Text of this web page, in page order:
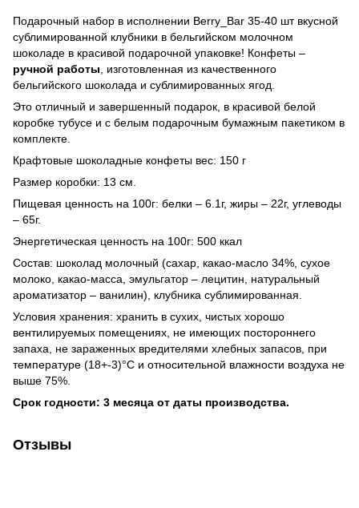
Подарочный набор в исполнении Berry_Bar 35-40 шт вкусной
сублимированной клубники в бельгийском молочном
шоколаде в красивой подарочной упаковке! Конфеты –
ручной работы , изготовленная из качественного
бельгийского шоколада и сублимированных ягод.
Это отличный и завершенный подарок, в красивой белой
коробке тубусе и с белым подарочным бумажным пакетиком в
комплекте.
Крафтовые шоколадные конфеты вес: 150 г
Размер коробки: 13 см.
Пищевая ценность на 100г: белки – 6.1г, жиры – 22г, углеводы
– 65г.
Энергетическая ценность на 100г: 500 ккал
Состав: шоколад молочный (сахар, какао-масло 34%, сухое
молоко, какао-масса, эмульгатор – лецитин, натуральный
ароматизатор – ванилин), клубника сублимированная.
Условия хранения: хранить в сухих, чистых хорошо
вентилируемых помещениях, не имеющих постороннего
запаха, не зараженных вредителями хлебных запасов, при
температуре (18+-3)°С и относительной влажности воздуха не
выше 75%.
Срок годности: 3 месяца от даты производства.
Отзывы